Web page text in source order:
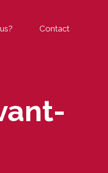
Contact